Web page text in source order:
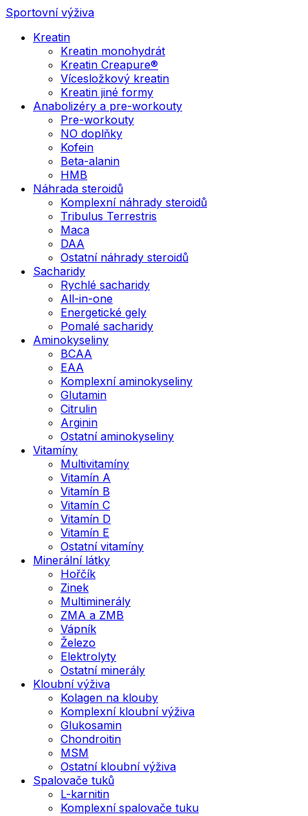
Sportovní výživa
Kreatin
Kreatin monohydrát
Kreatin Creapure®
Vícesložkový kreatin
Kreatin jiné formy
Anabolizéry a pre-workouty
Pre-workouty
NO doplňky
Kofein
Beta-alanin
HMB
Náhrada steroidů
Komplexní náhrady steroidů
Tribulus Terrestris
Maca
DAA
Ostatní náhrady steroidů
Sacharidy
Rychlé sacharidy
All-in-one
Energetické gely
Pomalé sacharidy
Aminokyseliny
BCAA
EAA
Komplexní aminokyseliny
Glutamin
Citrulin
Arginin
Ostatní aminokyseliny
Vitamíny
Multivitamíny
Vitamín A
Vitamín B
Vitamín C
Vitamín D
Vitamín E
Ostatní vitamíny
Minerální látky
Hořčík
Zinek
Multiminerály
ZMA a ZMB
Vápník
Železo
Elektrolyty
Ostatní minerály
Kloubní výživa
Kolagen na klouby
Komplexní kloubní výživa
Glukosamin
Chondroitin
MSM
Ostatní kloubní výživa
Spalovače tuků
L-karnitin
Komplexní spalovače tuku